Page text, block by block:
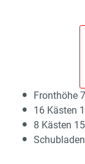
Fronthöhe
16 Kästen
8 Kästen